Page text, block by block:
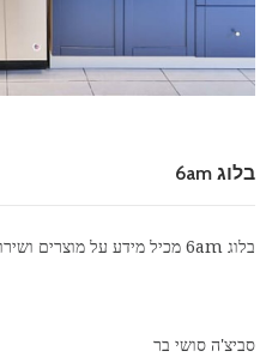
בלוג 6am
בלוג 6am מכיל מידע על מוצרים ושירותים בשיתוף עם אתר
סביצ'ה סושי בר